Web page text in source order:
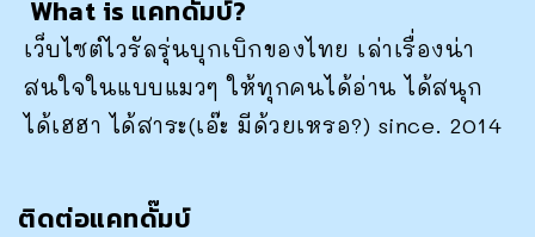
What is แคทดั๊มบ์?
เว็บไซต์ไวรัลรุ่นบุกเบิกของไทย เล่าเรื่องน่า
สนใจในแบบแมวๆ ให้ทุกคนได้อ่าน ได้สนุก
ได้เฮฮา ได้สาระ(เอ๊ะ มีด้วยเหรอ?) since. 2014
ติดต่อแคทดั๊มบ์